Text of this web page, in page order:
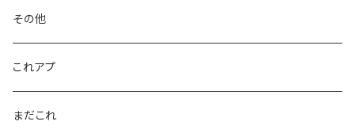
その他
これアプ
まだこれ